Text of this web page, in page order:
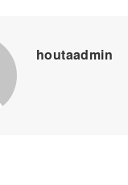
houtaadmin